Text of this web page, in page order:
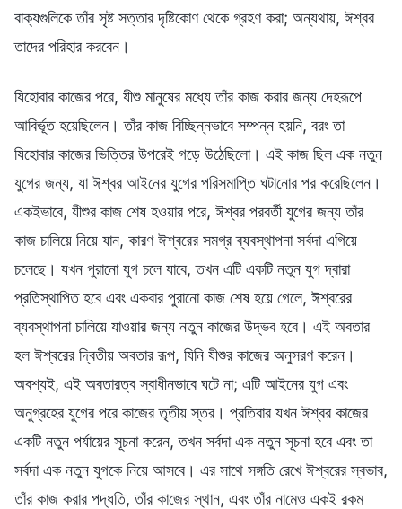
বাক্যগুলিকে তাঁর সৃষ্ট সত্তার দৃষ্টিকোণ থেকে গ্রহণ করা; অন্যথায়, ঈশ্বর
তাদের পরিহার করবেন।
যিহোবার কাজের পরে, যীশু মানুষের মধ্যে তাঁর কাজ করার জন্য দেহরূপে
আবির্ভূত হয়েছিলেন। তাঁর কাজ বিচ্ছিন্নভাবে সম্পন্ন হয়নি, বরং তা
যিহোবার কাজের ভিত্তির উপরেই গড়ে উঠেছিলো। এই কাজ ছিল এক নতুন
যুগের জন্য, যা ঈশ্বর আইনের যুগের পরিসমাপ্তি ঘটানোর পর করেছিলেন।
একইভাবে, যীশুর কাজ শেষ হওয়ার পরে, ঈশ্বর পরবর্তী যুগের জন্য তাঁর
কাজ চালিয়ে নিয়ে যান, কারণ ঈশ্বরের সমগ্র ব্যবস্থাপনা সর্বদা এগিয়ে
চলেছে। যখন পুরানো যুগ চলে যাবে, তখন এটি একটি নতুন যুগ দ্বারা
প্রতিস্থাপিত হবে এবং একবার পুরানো কাজ শেষ হয়ে গেলে, ঈশ্বরের
ব্যবস্থাপনা চালিয়ে যাওয়ার জন্য নতুন কাজের উদ্ভব হবে। এই অবতার
হল ঈশ্বরের দ্বিতীয় অবতার রূপ, যিনি যীশুর কাজের অনুসরণ করেন।
অবশ্যই, এই অবতারত্ব স্বাধীনভাবে ঘটে না; এটি আইনের যুগ এবং
অনুগ্রহের যুগের পরে কাজের তৃতীয় স্তর। প্রতিবার যখন ঈশ্বর কাজের
একটি নতুন পর্যায়ের সূচনা করেন, তখন সর্বদা এক নতুন সূচনা হবে এবং তা
সর্বদা এক নতুন যুগকে নিয়ে আসবে। এর সাথে সঙ্গতি রেখে ঈশ্বরের স্বভাব,
তাঁর কাজ করার পদ্ধতি, তাঁর কাজের স্থান, এবং তাঁর নামেও একই রকম